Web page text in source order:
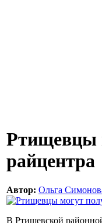
Ртищевцы
райцентра
Автор: Ольга
В Ртищевской